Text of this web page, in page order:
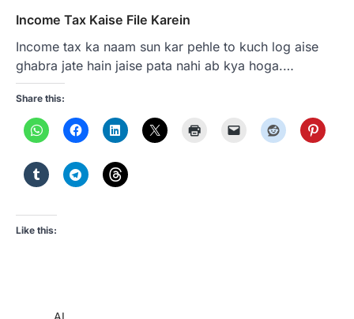
Income Tax Kaise File Karein
Income tax ka naam sun kar pehle to kuch log aise
ghabra jate hain jaise pata nahi ab kya hoga.…
Share this:
Like this:
AI